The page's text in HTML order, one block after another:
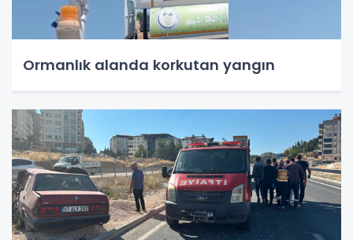
Ormanlık alanda korkutan yangın